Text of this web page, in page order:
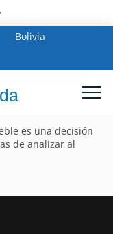
Bolivia
es una decisión
de analizar al